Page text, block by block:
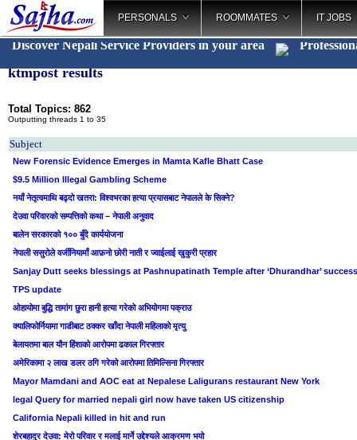
PERSONALS ROOMMATES IT JOBS
Discover Nepali Service Providers in your area
ktmpost results
Total Topics: 862
Outputting threads 1 to 35
Subject
New Forensic Evidence Emerges in Mamta Kafle Bhatt Case
$9.5 Million Illegal Gambling Scheme
नयाँ नेतृत्वमाथि बढ्दो खतरा: विश्वभरका हत्या प्रयासबाट नेपालले के सिक्ने?
देउवा परिवारको सम्पत्तिको कथा – नेपाली अनुवाद
बालेन सरकारको १०० बुँदे कार्ययोजना
नेपाली ससुरोले वर्जीनियामाँ आफ़नो छोरी नाती र ज्वाईलाई खुकुरी प्रहार
Sanjay Dutt seeks blessings at Pashnupatinath Temple after ‘Dhurandhar’ success
TPS update
ओहायोमा बुद्धि तामांग छुरा हानी हत्या गरेको अभियोगमा पक्राउ
क्यालिफोर्नियामा गाडीबाट ठक्कर खाँदा नेपाली महिलाको मृत्यु
बेलायतमा बाल यौन हिंशाको आरोपमा ढकाल गिरफ्तार
अमेरिकामा २ लाख डलर ठगि गरेको आरोपमा तिमिल्सिना गिरफ्तार
Mayor Mamdani and AOC eat at Nepalese Laligurans restaurant New York
legal Query for married nepali girl now have taken US citizenship
California Nepali killed in hit and run
शेरबहादुर देउवा: मेरो परिवार र मलाई मार्ने उद्देश्यले आक्रमण भयो